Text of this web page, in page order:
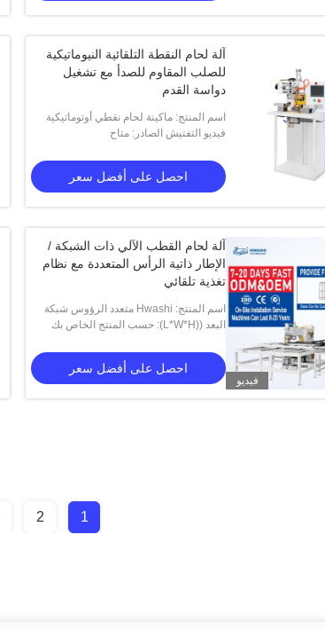
آلة لحام النقطة التلقائية النيوماتيكية
للصلب المقاوم للصدأ مع تشغيل
دواسة القدم
اسم المنتج: ماكينة لحام نقطي أوتوماتيكية
تعمل بالهواء المضغوط مزودة بشبكة سلكية
فيديو التفتيش الصادر: متاح
احصل على أفضل سعر
فيديو
آلة لحام القطب الآلي ذات الشبكة /
الإطار ذاتية الرأس المتعددة مع نظام
تغذية تلقائي
اسم المنتج: Hwashi متعدد الرؤوس شبكة
سلكية / آلة لحام الإطار آلة لحام البقعة
البعد ((L*W*H): حسب المنتج الخاص بك
احصل على أفضل سعر
1
2